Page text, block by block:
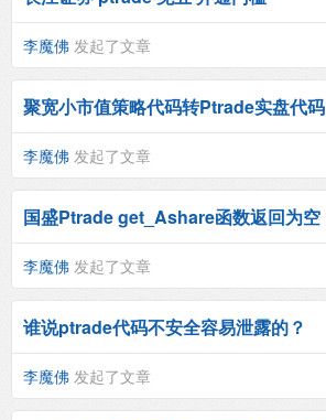
李魔佛 发起了文章
聚宽小市值策略代码转Ptrade实盘代码
李魔佛 发起了文章
国盛Ptrade get_Ashare函数返回为空
李魔佛 发起了文章
谁说ptrade代码不安全容易泄露的？
李魔佛 发起了文章